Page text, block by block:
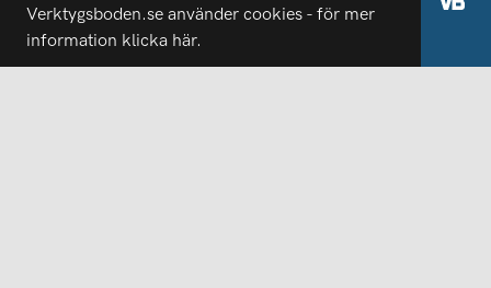
Verktygsboden.se använder cookies - för mer
information klicka här.